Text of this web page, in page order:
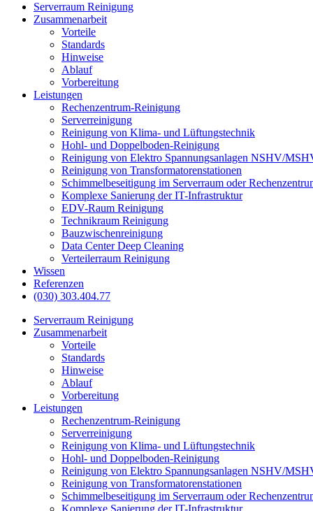
Serverraum Reinigung
Zusammenarbeit
Vorteile
Standards
Hinweise
Ablauf
Vorbereitung
Leistungen
Rechenzentrum-Reinigung
Serverreinigung
Reinigung von Klima- und Lüftungstechnik
Hohl- und Doppelboden-Reinigung
Reinigung von Elektro Spannungsanlagen NSHV/
Reinigung von Transformatorenstationen
Schimmelbeseitigung im Serverraum oder
Komplexe Sanierung der IT-Infrastruktur
EDV-Raum Reinigung
Technikraum Reinigung
Bauzwischenreinigung
Data Center Deep Cleaning
Verteilerraum Reinigung
Wissen
Referenzen
(030) 303.404.77
Serverraum Reinigung
Zusammenarbeit
Vorteile
Standards
Hinweise
Ablauf
Vorbereitung
Leistungen
Rechenzentrum-Reinigung
Serverreinigung
Reinigung von Klima- und Lüftungstechnik
Hohl- und Doppelboden-Reinigung
Reinigung von Elektro Spannungsanlagen NSHV/
Reinigung von Transformatorenstationen
Schimmelbeseitigung im Serverraum oder
Komplexe Sanierung der IT-Infrastruktur